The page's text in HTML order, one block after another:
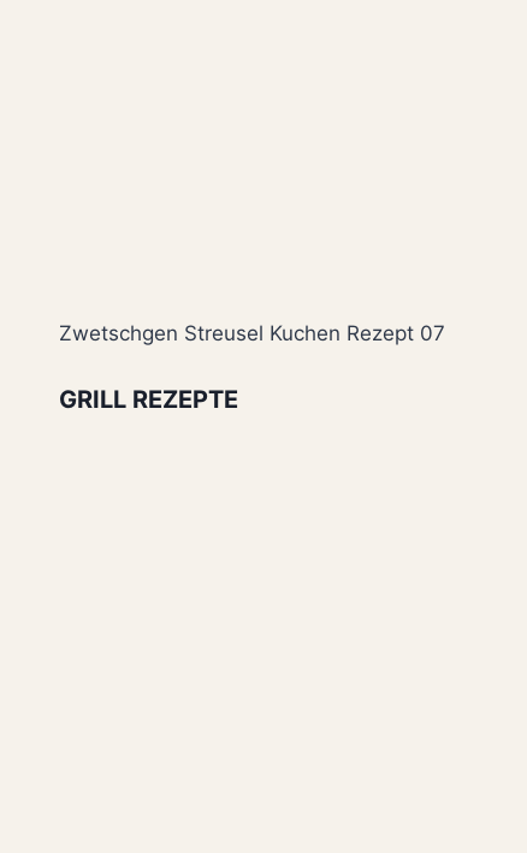
Zwetschgen Streusel Kuchen Rezept 07
GRILL REZEPTE